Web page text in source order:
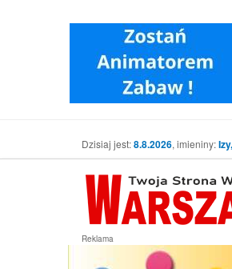
Dzisiaj jest:8.8.2026, imieniny:
Reklama